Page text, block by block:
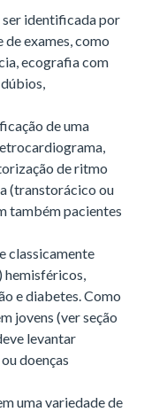
ser identificada por
exames, como
ecografia com
de uma
de ritmo
(transtorácico ou
também pacientes
classicamente
hemisféricos,
e diabetes. Como
jovens (ver seção
levantar
doenças
uma variedade de